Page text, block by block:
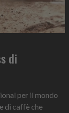
di
per il mondo
di caffè che